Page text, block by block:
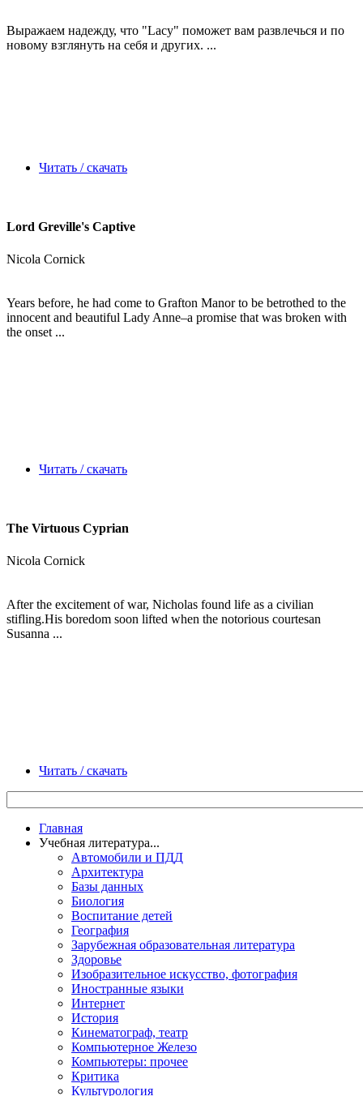
Выражаем надежду, что "Lacy" поможет вам развлечься и по
новому взглянуть на себя и других. ...
Читать / скачать
Lord Greville's Captive
Nicola Cornick
Years before, he had come to Grafton Manor to be betrothed to the
innocent and beautiful Lady Anne–a promise that was broken with
the onset ...
Читать / скачать
The Virtuous Cyprian
Nicola Cornick
After the excitement of war, Nicholas found life as a civilian
stifling.His boredom soon lifted when the notorious courtesan
Susanna ...
Читать / скачать
Главная
Учебная литература...
Автомобили и ПДД
Архитектура
Базы данных
Биология
Воспитание детей
География
Зарубежная образовательная литература
Здоровье
Изобразительное искусство, фотография
Иностранные языки
Интернет
История
Кинематограф, театр
Компьютерное Железо
Компьютеры: прочее
Критика
Культурология